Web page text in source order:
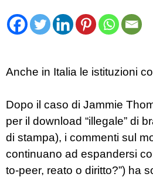
Anche in Italia le istituzioni
Dopo il caso di Jammie
per il download “illegale” di
di stampa), i commenti sul
continuano ad espandersi
to-peer, reato o diritto?”) ha